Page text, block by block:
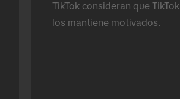
TikTok consideran que TikTok
los mantiene motivados.